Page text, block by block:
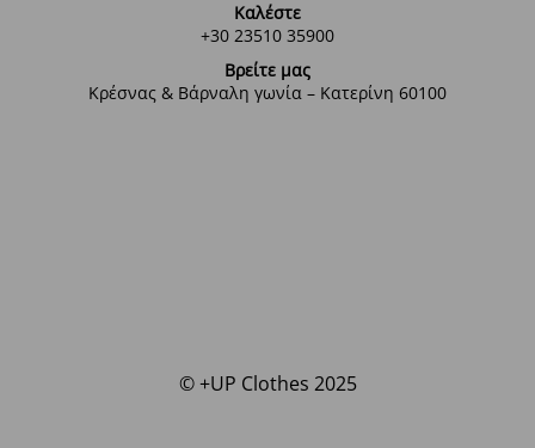
Καλέστε
+30 23510 35900
Βρείτε μας
Κρέσνας & Βάρναλη γωνία – Κατερίνη 60100
© +UP Clothes 2025